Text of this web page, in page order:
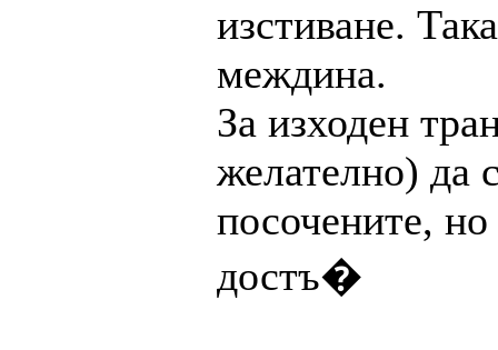
изстиване.
междина.
За изходен
желателно) да
посочените, но
достъ�